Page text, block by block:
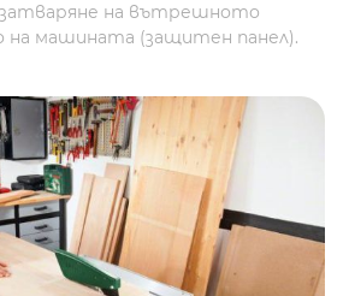
на вътрешното
на машината (защитен панел).